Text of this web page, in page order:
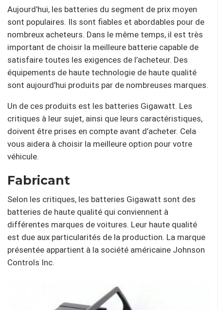
Aujourd’hui, les batteries du segment de prix moyen
sont populaires. Ils sont fiables et abordables pour de
nombreux acheteurs. Dans le même temps, il est très
important de choisir la meilleure batterie capable de
satisfaire toutes les exigences de l’acheteur. Des
équipements de haute technologie de haute qualité
sont aujourd’hui produits par de nombreuses marques.
Un de ces produits est les batteries Gigawatt. Les
critiques à leur sujet, ainsi que leurs caractéristiques,
doivent être prises en compte avant d’acheter. Cela
vous aidera à choisir la meilleure option pour votre
véhicule.
Fabricant
Selon les critiques, les batteries Gigawatt sont des
batteries de haute qualité qui conviennent à
différentes marques de voitures. Leur haute qualité
est due aux particularités de la production. La marque
présentée appartient à la société américaine Johnson
Controls Inc.